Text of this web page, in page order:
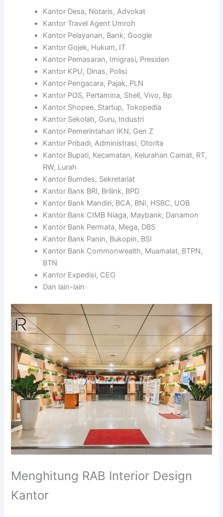
Kantor Desa, Notaris, Advokat
Kantor Travel Agent Umroh
Kantor Pelayanan, Bank, Google
Kantor Gojek, Hukum, IT
Kantor Pemasaran, Imigrasi, Presiden
Kantor KPU, Dinas, Polisi
Kantor Pengacara, Pajak, PLN
Kantor POS, Pertamina, Shell, Vivo, Bp
Kantor Shopee, Startup, Tokopedia
Kantor Sekolah, Guru, Industri
Kantor Pemerintahan IKN, Gen Z
Kantor Pribadi, Administrasi, Otorita
Kantor Bupati, Kecamatan, Kelurahan Camat, RT,
RW, Lurah
Kantor Bumdes, Sekretariat
Kantor Bank BRI, Brilink, BPD
Kantor Bank Mandiri, BCA, BNI, HSBC, UOB
Kantor Bank CIMB Niaga, Maybank, Danamon
Kantor Bank Permata, Mega, DBS
Kantor Bank Panin, Bukopin, BSI
Kantor Bank Commonwealth, Muamalat, BTPN,
BTN
Kantor Expedisi, CEO
Dan lain-lain
Menghitung RAB Interior Design
Kantor